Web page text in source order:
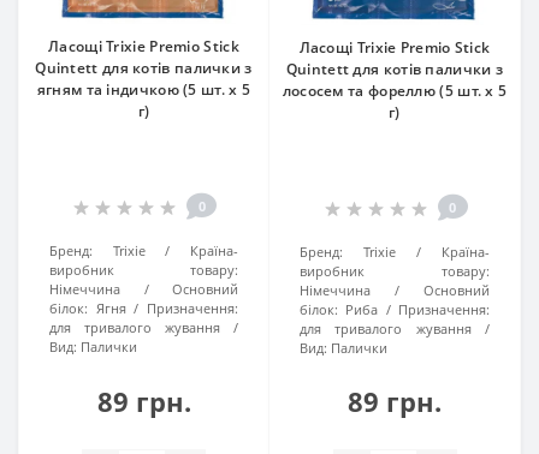
Ласощі Trixie Premio Stick
Quintett для котів палички з
ягням та індичкою (5 шт. х 5
г)
0
Бренд: Trixie
Країна-
виробник товару:
Німеччина
Основний
білок: Ягня
Призначення:
для тривалого жування
Вид: Палички
89 грн.
Ласощі Trixie Premio Stick
Quintett для котів палички з
лососем та фореллю (5 шт. х 5
г)
0
Бренд: Trixie
Країна-
виробник товару:
Німеччина
Основний
білок: Риба
Призначення:
для тривалого жування
Вид: Палички
89 грн.